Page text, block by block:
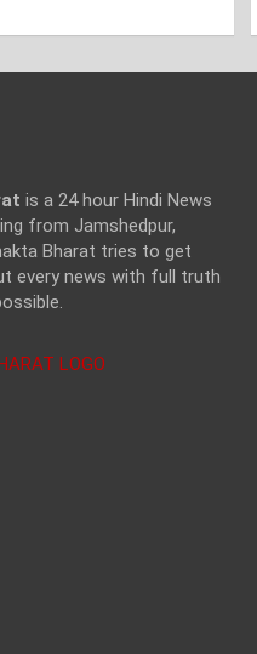
is a 24 hour Hindi News
from Jamshedpur,
Bharat tries to get
every news with full truth